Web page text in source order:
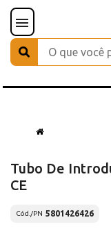
Tubo De
CE
Cód./PN 5801426426